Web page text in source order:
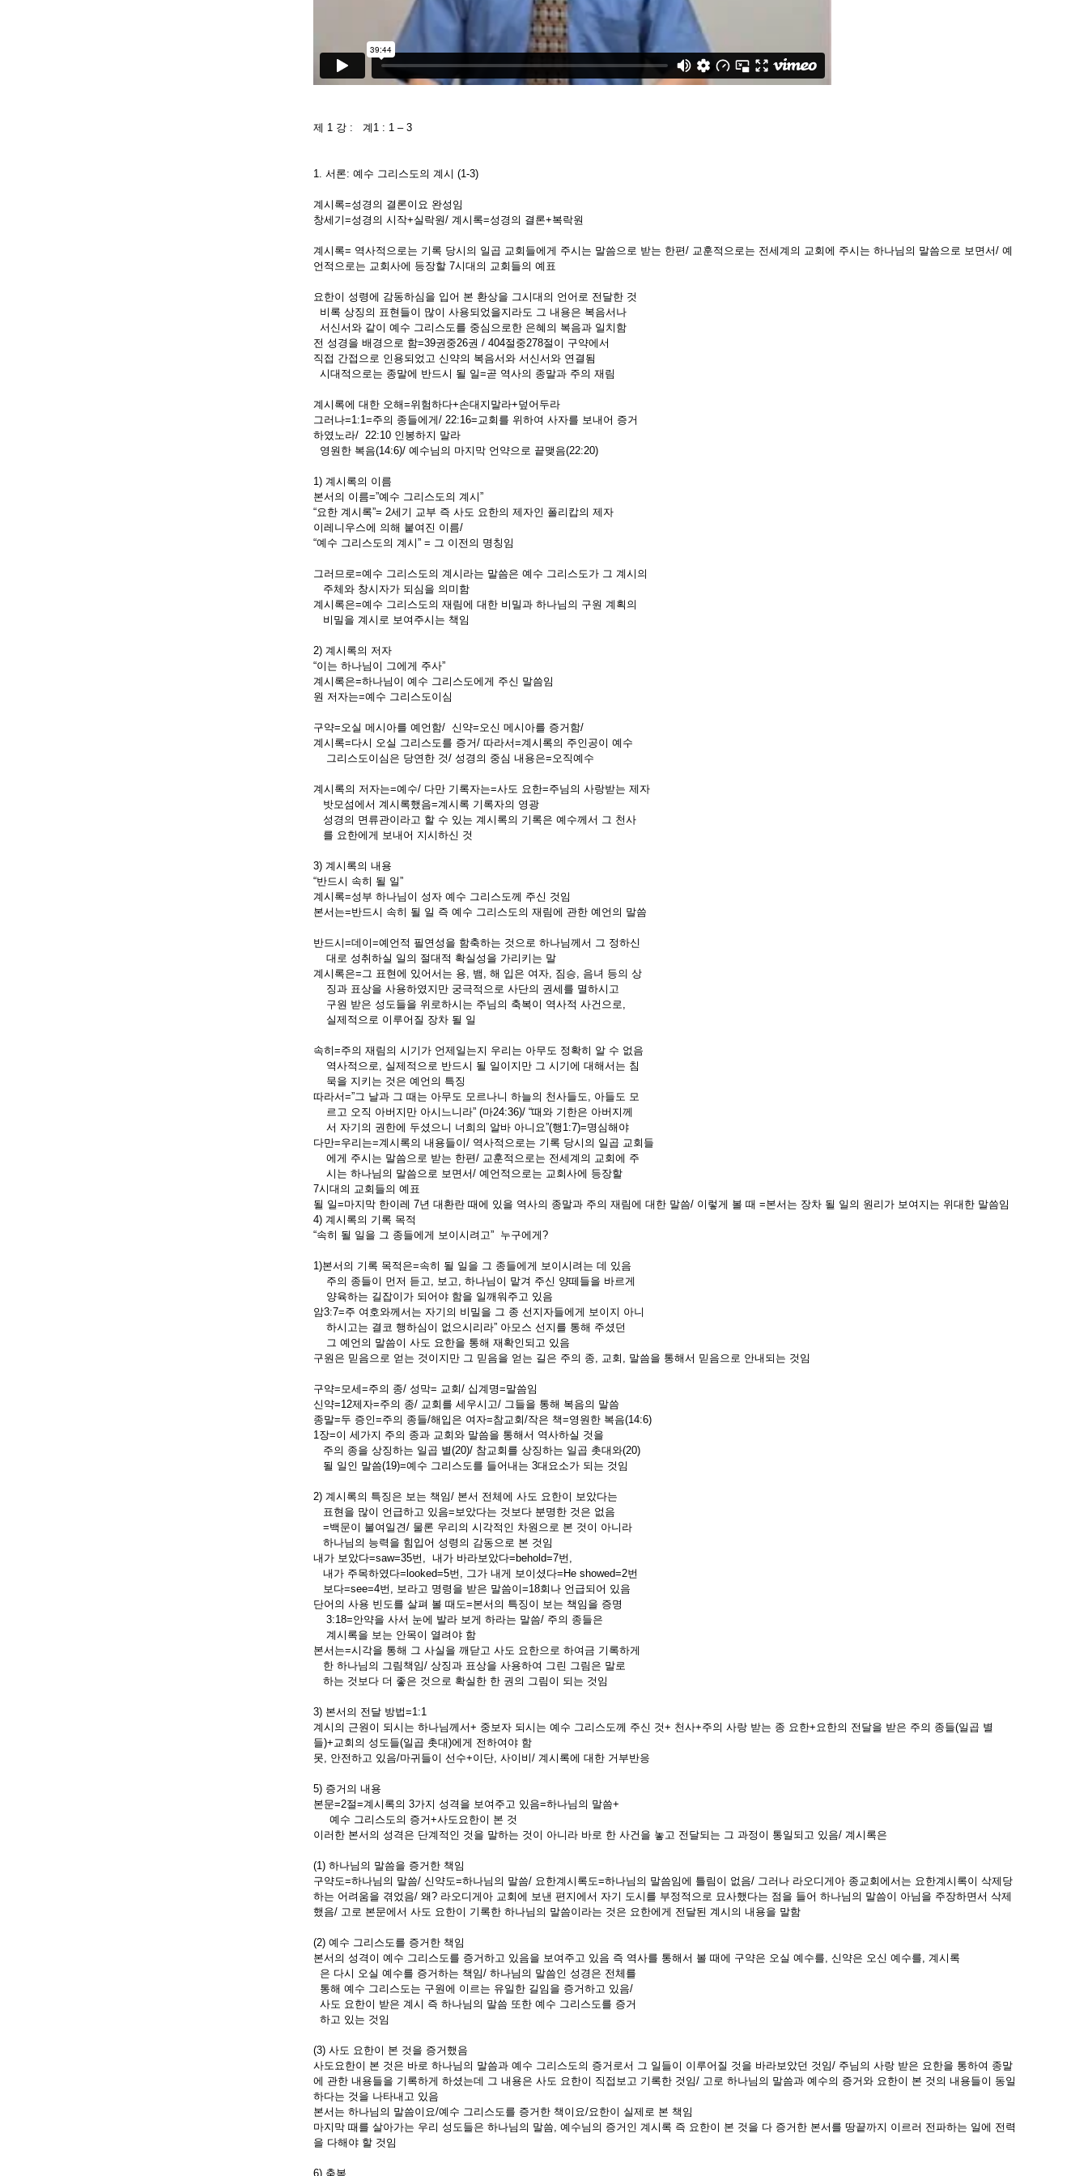
제 1 강 : 계1 : 1 – 3
1. 서론: 예수 그리스도의 계시 (1-3)
계시록=성경의 결론이요 완성임
창세기=성경의 시작+실락원/ 계시록=성경의 결론+복락원
계시록= 역사적으로는 기록 당시의 일곱 교회들에게 주시는 말씀으로 받는 한편/ 교훈적으로는 전세계의 교회에 주시는 하나님의 말씀으로 보면서/ 예
언적으로는 교회사에 등장할 7시대의 교회들의 예표
요한이 성령에 감동하심을 입어 본 환상을 그시대의 언어로 전달한 것
비록 상징의 표현들이 많이 사용되었을지라도 그 내용은 복음서나
서신서와 같이 예수 그리스도를 중심으로한 은혜의 복음과 일치함
전 성경을 배경으로 함=39권중26권 / 404절중278절이 구약에서
직접 간접으로 인용되었고 신약의 복음서와 서신서와 연결됨
시대적으로는 종말에 반드시 될 일=곧 역사의 종말과 주의 재림
계시록에 대한 오해=위험하다+손대지말라+덮어두라
그러나=1:1=주의 종들에게/ 22:16=교회를 위하여 사자를 보내어 증거
하였노라/ 22:10 인봉하지 말라
영원한 복음(14:6)/ 예수님의 마지막 언약으로 끝맺음(22:20)
1) 계시록의 이름
본서의 이름=”예수 그리스도의 계시”
“요한 계시록”= 2세기 교부 즉 사도 요한의 제자인 폴리캅의 제자
이레니우스에 의해 붙여진 이름/
“예수 그리스도의 계시” = 그 이전의 명칭임
그러므로=예수 그리스도의 계시라는 말씀은 예수 그리스도가 그 계시의
주체와 창시자가 되심을 의미함
계시록은=예수 그리스도의 재림에 대한 비밀과 하나님의 구원 계획의
비밀을 계시로 보여주시는 책임
2) 계시록의 저자
“이는 하나님이 그에게 주사”
계시록은=하나님이 예수 그리스도에게 주신 말씀임
원 저자는=예수 그리스도이심
구약=오실 메시아를 예언함/ 신약=오신 메시아를 증거함/
계시록=다시 오실 그리스도를 증거/ 따라서=계시록의 주인공이 예수
그리스도이심은 당연한 것/ 성경의 중심 내용은=오직예수
계시록의 저자는=예수/ 다만 기록자는=사도 요한=주님의 사랑받는 제자
밧모섬에서 계시록했음=계시록 기록자의 영광
성경의 면류관이라고 할 수 있는 계시록의 기록은 예수께서 그 천사
를 요한에게 보내어 지시하신 것
3) 계시록의 내용
“반드시 속히 될 일”
계시록=성부 하나님이 성자 예수 그리스도께 주신 것임
본서는=반드시 속히 될 일 즉 예수 그리스도의 재림에 관한 예언의 말씀
반드시=데이=예언적 필연성을 함축하는 것으로 하나님께서 그 정하신
대로 성취하실 일의 절대적 확실성을 가리키는 말
계시록은=그 표현에 있어서는 용, 뱀, 해 입은 여자, 짐승, 음녀 등의 상
징과 표상을 사용하였지만 궁극적으로 사단의 권세를 멸하시고
구원 받은 성도들을 위로하시는 주님의 축복이 역사적 사건으로,
실제적으로 이루어질 장차 될 일
속히=주의 재림의 시기가 언제일는지 우리는 아무도 정확히 알 수 없음
역사적으로, 실제적으로 반드시 될 일이지만 그 시기에 대해서는 침
묵을 지키는 것은 예언의 특징
따라서=”그 날과 그 때는 아무도 모르나니 하늘의 천사들도, 아들도 모
르고 오직 아버지만 아시느니라” (마24:36)/ “때와 기한은 아버지께
서 자기의 권한에 두셨으니 너희의 알바 아니요”(행1:7)=명심해야
다만=우리는=계시록의 내용들이/ 역사적으로는 기록 당시의 일곱 교회들
에게 주시는 말씀으로 받는 한편/ 교훈적으로는 전세계의 교회에 주
시는 하나님의 말씀으로 보면서/ 예언적으로는 교회사에 등장할
7시대의 교회들의 예표
될 일=마지막 한이레 7년 대환란 때에 있을 역사의 종말과 주의 재림에 대한 말씀/ 이렇게 볼 때 =본서는 장차 될 일의 원리가 보여지는 위대한 말씀임
4) 계시록의 기록 목적
“속히 될 일을 그 종들에게 보이시려고” 누구에게?
1)본서의 기록 목적은=속히 될 일을 그 종들에게 보이시려는 데 있음
주의 종들이 먼저 듣고, 보고, 하나님이 맡겨 주신 양떼들을 바르게
양육하는 길잡이가 되어야 함을 일깨워주고 있음
암3:7=주 여호와께서는 자기의 비밀을 그 종 선지자들에게 보이지 아니
하시고는 결코 행하심이 없으시리라” 아모스 선지를 통해 주셨던
그 예언의 말씀이 사도 요한을 통해 재확인되고 있음
구원은 믿음으로 얻는 것이지만 그 믿음을 얻는 길은 주의 종, 교회, 말씀을 통해서 믿음으로 안내되는 것임
구약=모세=주의 종/ 성막= 교회/ 십계명=말씀임
신약=12제자=주의 종/ 교회를 세우시고/ 그들을 통해 복음의 말씀
종말=두 증인=주의 종들/해입은 여자=참교회/작은 책=영원한 복음(14:6)
1장=이 세가지 주의 종과 교회와 말씀을 통해서 역사하실 것을
주의 종을 상징하는 일곱 별(20)/ 참교회를 상징하는 일곱 촛대와(20)
될 일인 말씀(19)=예수 그리스도를 들어내는 3대요소가 되는 것임
2) 계시록의 특징은 보는 책임/ 본서 전체에 사도 요한이 보았다는
표현을 많이 언급하고 있음=보았다는 것보다 분명한 것은 없음
=백문이 불여일견/ 물론 우리의 시각적인 차원으로 본 것이 아니라
하나님의 능력을 힘입어 성령의 감동으로 본 것임
내가 보았다=saw=35번, 내가 바라보았다=behold=7번,
내가 주목하였다=looked=5번, 그가 내게 보이셨다=He showed=2번
보다=see=4번, 보라고 명령을 받은 말씀이=18회나 언급되어 있음
단어의 사용 빈도를 살펴 볼 때도=본서의 특징이 보는 책임을 증명
3:18=안약을 사서 눈에 발라 보게 하라는 말씀/ 주의 종들은
계시록을 보는 안목이 열려야 함
본서는=시각을 통해 그 사실을 깨닫고 사도 요한으로 하여금 기록하게
한 하나님의 그림책임/ 상징과 표상을 사용하여 그린 그림은 말로
하는 것보다 더 좋은 것으로 확실한 한 권의 그림이 되는 것임
3) 본서의 전달 방법=1:1
계시의 근원이 되시는 하나님께서+ 중보자 되시는 예수 그리스도께 주신 것+ 천사+주의 사랑 받는 종 요한+요한의 전달을 받은 주의 종들(일곱 별
들)+교회의 성도들(일곱 촛대)에게 전하여야 함
못, 안전하고 있음/마귀들이 선수+이단, 사이비/ 계시록에 대한 거부반응
5) 증거의 내용
본문=2절=계시록의 3가지 성격을 보여주고 있음=하나님의 말씀+
예수 그리스도의 증거+사도요한이 본 것
이러한 본서의 성격은 단계적인 것을 말하는 것이 아니라 바로 한 사건을 놓고 전달되는 그 과정이 통일되고 있음/ 계시록은
(1) 하나님의 말씀을 증거한 책임
구약도=하나님의 말씀/ 신약도=하나님의 말씀/ 요한계시록도=하나님의 말씀임에 틀림이 없음/ 그러나 라오디게아 종교회에서는 요한계시록이 삭제당
하는 어려움을 겪었음/ 왜? 라오디게아 교회에 보낸 편지에서 자기 도시를 부정적으로 묘사했다는 점을 들어 하나님의 말씀이 아님을 주장하면서 삭제
했음/ 고로 본문에서 사도 요한이 기록한 하나님의 말씀이라는 것은 요한에게 전달된 계시의 내용을 말함
(2) 예수 그리스도를 증거한 책임
본서의 성격이 예수 그리스도를 증거하고 있음을 보여주고 있음 즉 역사를 통해서 볼 때에 구약은 오실 예수를, 신약은 오신 예수를, 계시록
은 다시 오실 예수를 증거하는 책임/ 하나님의 말씀인 성경은 전체를
통해 예수 그리스도는 구원에 이르는 유일한 길임을 증거하고 있음/
사도 요한이 받은 계시 즉 하나님의 말씀 또한 예수 그리스도를 증거
하고 있는 것임
(3) 사도 요한이 본 것을 증거했음
사도요한이 본 것은 바로 하나님의 말씀과 예수 그리스도의 증거로서 그 일들이 이루어질 것을 바라보았던 것임/ 주님의 사랑 받은 요한을 통하여 종말
에 관한 내용들을 기록하게 하셨는데 그 내용은 사도 요한이 직접보고 기록한 것임/ 고로 하나님의 말씀과 예수의 증거와 요한이 본 것의 내용들이 동일
하다는 것을 나타내고 있음
본서는 하나님의 말씀이요/예수 그리스도를 증거한 책이요/요한이 실제로 본 책임
마지막 때를 살아가는 우리 성도들은 하나님의 말씀, 예수님의 증거인 계시록 즉 요한이 본 것을 다 증거한 본서를 땅끝까지 이르러 전파하는 일에 전력
을 다해야 할 것임
6) 축복